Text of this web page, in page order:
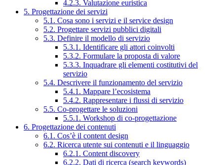
4.2.3. Valutazione euristica
5. Progettazione dei servizi
5.1. Cosa sono i servizi e il service design
5.2. Progettare servizi pubblici digitali
5.3. Definire il modello di servizio
5.3.1. Identificare gli attori coinvolti
5.3.2. Formulare la proposta di valore
5.3.3. Inquadrare gli elementi costitutivi del
servizio
5.4. Descrivere il funzionamento del servizio
5.4.1. Mappare l’ecosistema
5.4.2. Rappresentare i flussi di servizio
5.5. Co-progettare le soluzioni
5.5.1. Workshop di co-progettazione
6. Progettazione dei contenuti
6.1. Cos’è il content design
6.2. Ricerca utente sui contenuti e il linguaggio
6.2.1. Content discovery
6.2.2. Dati di ricerca (search keywords)